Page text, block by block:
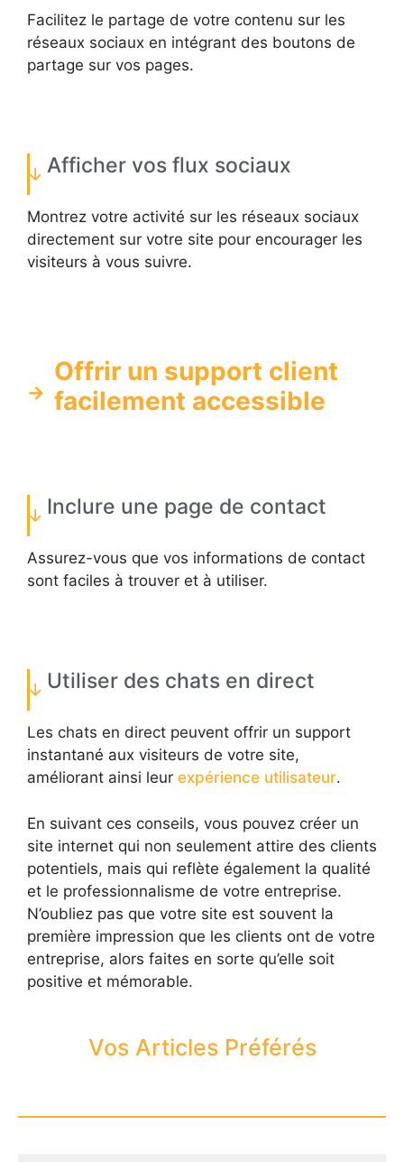
Facilitez le partage de votre contenu sur les
réseaux sociaux en intégrant des boutons de
partage sur vos pages.
Afficher vos flux sociaux
Montrez votre activité sur les réseaux sociaux
directement sur votre site pour encourager les
visiteurs à vous suivre.
Offrir un support client
facilement accessible
Inclure une page de contact
Assurez-vous que vos informations de contact
sont faciles à trouver et à utiliser.
Utiliser des chats en direct
Les chats en direct peuvent offrir un support
instantané aux visiteurs de votre site,
améliorant ainsi leur expérience utilisateur.
En suivant ces conseils, vous pouvez créer un
site internet qui non seulement attire des clients
potentiels, mais qui reflète également la qualité
et le professionnalisme de votre entreprise.
N’oubliez pas que votre site est souvent la
première impression que les clients ont de votre
entreprise, alors faites en sorte qu’elle soit
positive et mémorable.
Vos Articles Préférés